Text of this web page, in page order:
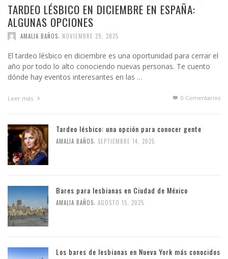
TARDEO LÉSBICO EN DICIEMBRE EN ESPAÑA:
ALGUNAS OPCIONES
AMALIA BAÑOS NOVIEMBRE 29, 2025
El tardeo lésbico en diciembre es una oportunidad para cerrar el
año por todo lo alto conociendo nuevas personas. Te cuento
dónde hay eventos interesantes en las …
Leer más 0 Comentarios
Tardeo lésbico: una opción para conocer gente
AMALIA BAÑOS SEPTIEMBRE 14, 2025
Bares para lesbianas en Ciudad de México
AMALIA BAÑOS AGOSTO 15, 2025
Los bares de lesbianas en Nueva York más conocidos